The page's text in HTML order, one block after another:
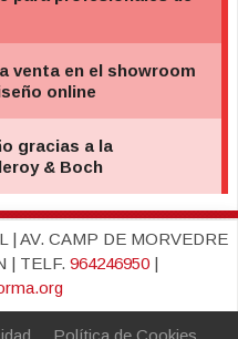
| AV. CAMP DE MORVEDRE
| TELF. 964246950|